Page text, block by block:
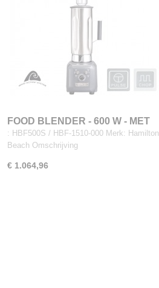
FOOD BLENDER - 600 W - MET
RVS SCHENKKAN 1,8 L
: HBF500S / HBF-1510-000 Merk: Hamilton
Beach Omschrijving
€ 1.064,96